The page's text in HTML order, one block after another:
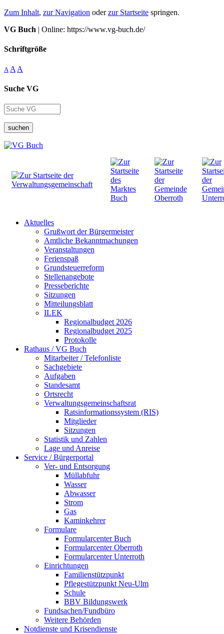
Zum Inhalt, zur Navigation oderzur Startseite springen.
VG Buch | Online: https://www.vg-buch.de/
Schriftgröße
A A A
Suche VG
suchen
Aktuelles
Grußwort der Bürgermeister
Amtliche Bekanntmachungen
Veranstaltungen
Ferienspaß
Grundsteuerreform
Stellenangebote
Presseberichte
Sitzungen
Mitteilungsblatt
ILEK
Regionalbudget 2026
Regionalbudget 2025
Protokolle
Rathaus / VG Buch
Mitarbeiter / Telefonliste
Sachgebiete
Aufgaben
Standesamt
Ortsrecht
Verwaltungsgemeinschaftsrat
Ratsinformationssystem (RIS)
Mitglieder
Sitzungen
Statistik und Zahlen
Lage und Anreise
Service / Bürgerportal
Ver- und Entsorgung
Müllabfuhr
Wasser
Abwasser
Strom
Gas
Kaminkehrer
Formulare
Formularcenter Buch
Formularcenter Oberroth
Formularcenter Unterroth
Einrichtungen
Familienstützpunkt
Pflegestützpunkt Neu-Ulm
Schule
BBV Bildungswerk
Fundsachen/Fundbüro
Weitere Behörden
Notdienste und Krisendienste